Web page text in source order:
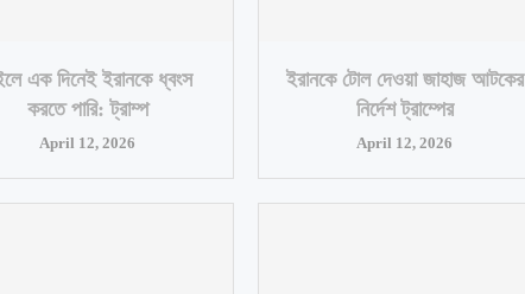
এক দিনেই ইরানকে ধ্বংস
করতে পারি: ট্রাম্প
April 12, 2026
ইরানকে টোল দেওয়া জাহাজ আটকের
নির্দেশ ট্রাম্পের
April 12, 2026